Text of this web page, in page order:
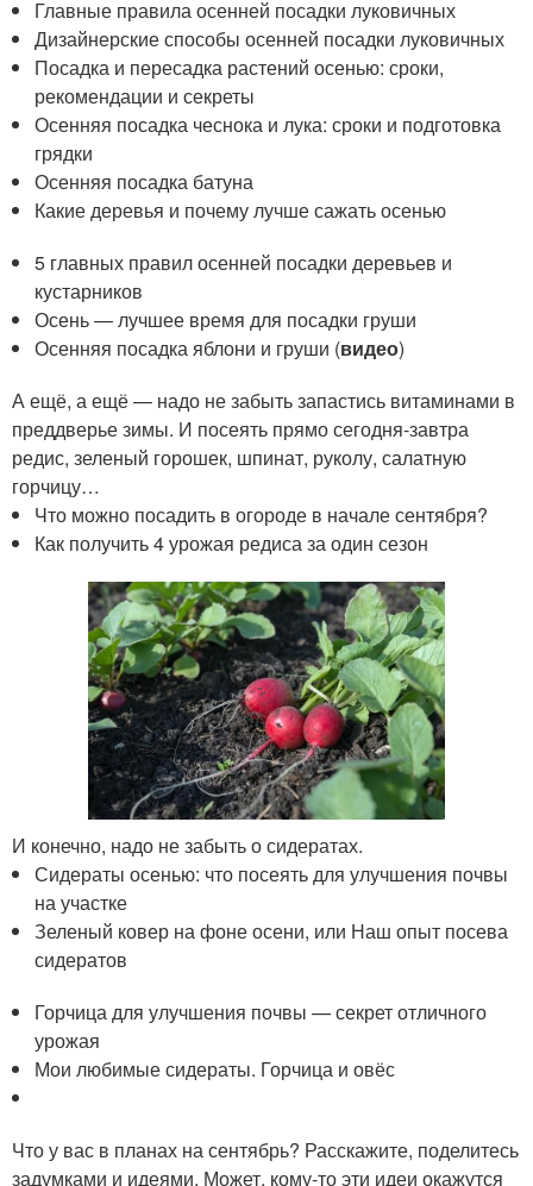
Главные правила осенней посадки луковичных
Дизайнерские способы осенней посадки луковичных
Посадка и пересадка растений осенью: сроки,
рекомендации и секреты
Осенняя посадка чеснока и лука: сроки и подготовка
грядки
Осенняя посадка батуна
Какие деревья и почему лучше сажать осенью
5 главных правил осенней посадки деревьев и
кустарников
Осень — лучшее время для посадки груши
Осенняя посадка яблони и груши (видео)
А ещё, а ещё — надо не забыть запастись витаминами в
преддверье зимы. И посеять прямо сегодня-завтра
редис, зеленый горошек, шпинат, руколу, салатную
горчицу…
Что можно посадить в огороде в начале сентября?
Как получить 4 урожая редиса за один сезон
И конечно, надо не забыть о сидератах.
Сидераты осенью: что посеять для улучшения почвы
на участке
Зеленый ковер на фоне осени, или Наш опыт посева
сидератов
Горчица для улучшения почвы — секрет отличного
урожая
Мои любимые сидераты. Горчица и овёс
Что у вас в планах на сентябрь? Расскажите, поделитесь
задумками и идеями. Может, кому-то эти идеи окажутся